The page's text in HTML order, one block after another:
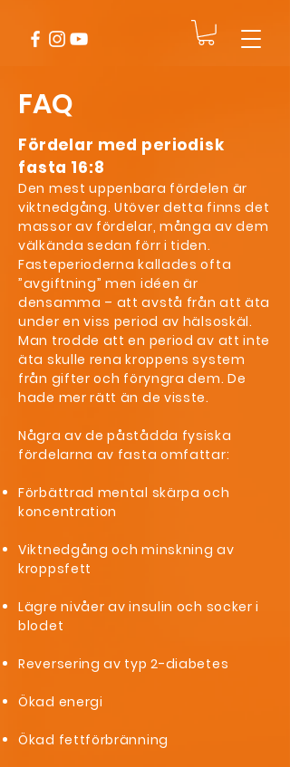
FAQ
Fördelar med periodisk
fasta 16:8
Den mest uppenbara fördelen är
viktnedgång. Utöver detta finns det
massor av fördelar, många av dem
välkända sedan förr i tiden.
Fasteperioderna kallades ofta
”avgiftning” men idéen är
densamma – att avstå från att äta
under en viss period av hälsoskäl.
Man trodde att en period av att inte
äta skulle rena kroppens system
från gifter och föryngra dem. De
hade mer rätt än de visste.
Några av de påstådda fysiska
fördelarna av fasta omfattar:
Förbättrad mental skärpa och
koncentration
Viktnedgång och minskning av
kroppsfett
Lägre nivåer av insulin och socker i
blodet
Reversering av typ 2-diabetes
Ökad energi
Ökad fettförbränning